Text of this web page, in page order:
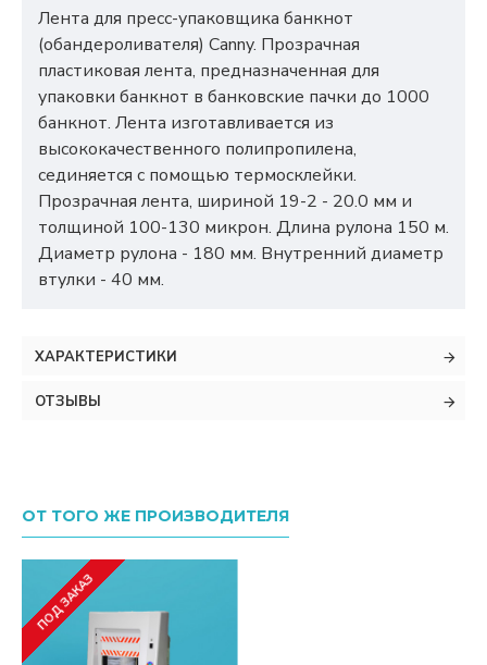
Лента для пресс-упаковщика банкнот
(обандероливателя) Canny. Прозрачная
пластиковая лента, предназначенная для
упаковки банкнот в банковские пачки до 1000
банкнот. Лента изготавливается из
высококачественного полипропилена,
сединяется с помощью термосклейки.
Прозрачная лента, шириной 19-2 - 20.0 мм и
толщиной 100-130 микрон. Длина рулона 150 м.
Диаметр рулона - 180 мм. Внутренний диаметр
втулки - 40 мм.
ХАРАКТЕРИСТИКИ
ОТЗЫВЫ
ОТ ТОГО ЖЕ ПРОИЗВОДИТЕЛЯ
ПОД ЗАКАЗ